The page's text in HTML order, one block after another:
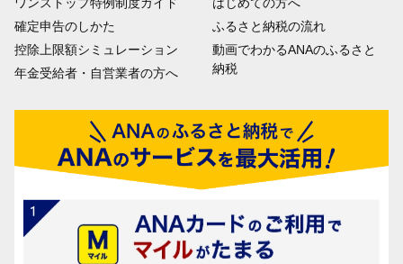
ワンストップ特例制度ガイド
確定申告のしかた
控除上限額シミュレーション
年金受給者・自営業者の方へ
はじめての方へ
ふるさと納税の流れ
動画でわかるANAのふるさと
納税